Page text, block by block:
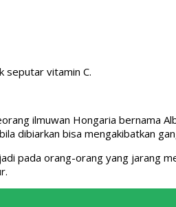
seputar vitamin C.
ilmuwan Hongaria bernama
dibiarkan bisa mengakibatkan
pada orang-orang yang jarang